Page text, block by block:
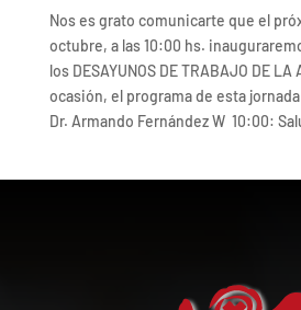
Nos es grato comunicarte que el
octubre, a las 10:00 hs.
los DESAYUNOS DE TRABAJO DE LA
ocasión, el programa de esta
Dr. Armando Fernández W 10:00: